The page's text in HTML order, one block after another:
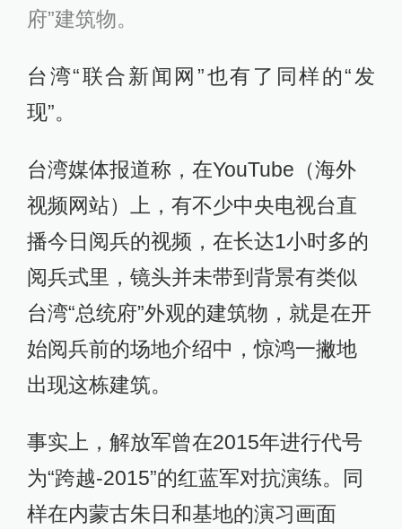
府”建筑物。
台湾“联合新闻网”也有了同样的“发
现”。
台湾媒体报道称，在YouTube（海外
视频网站）上，有不少中央电视台直
播今日阅兵的视频，在长达1小时多的
阅兵式里，镜头并未带到背景有类似
台湾“总统府”外观的建筑物，就是在开
始阅兵前的场地介绍中，惊鸿一撇地
出现这栋建筑。
事实上，解放军曾在2015年进行代号
为“跨越-2015”的红蓝军对抗演练。同
样在内蒙古朱日和基地的演习画面